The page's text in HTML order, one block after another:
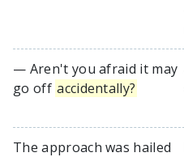
— Aren't you afraid it may
go off accidentally?
The approach was hailed